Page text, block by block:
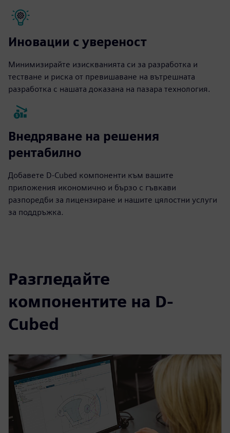
Иновации с увереност
Минимизирайте изискванията си за разработка и
тестване и риска от превишаване на вътрешната
разработка с нашата доказана на пазара технология.
Внедряване на решения
рентабилно
Добавете D-Cubed компоненти към вашите
приложения икономично и бързо с гъвкави
разпоредби за лицензиране и нашите цялостни услуги
за поддръжка.
Разгледайте
компонентите на D-
Cubed